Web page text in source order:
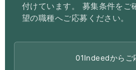
付けています。
募集条件をご
望の職種へご応募ください。
01Indeedからご